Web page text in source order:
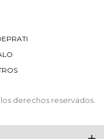
derechos reservados.